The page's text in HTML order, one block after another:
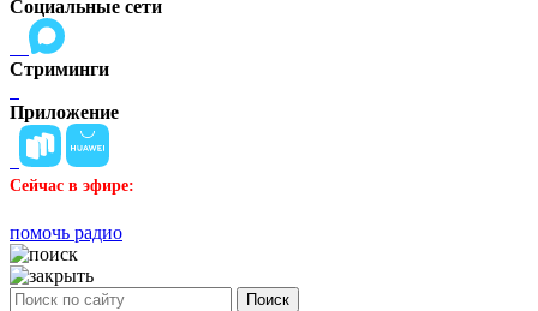
Социальные сети
Стриминги
Приложение
Сейчас в эфире:
помочь радио
Поиск